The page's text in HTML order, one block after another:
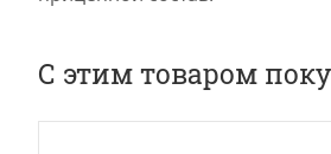
С этим товаром